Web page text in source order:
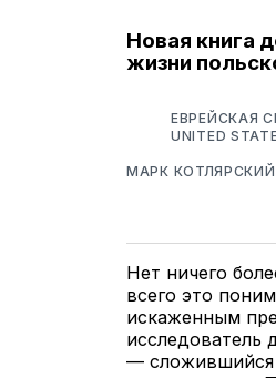
Новая книга
жизни
ЕВРЕЙСКАЯ
UNITED
МАРК КОТЛЯРСКИЙ
Нет ничего
всего это
искаженным
исследователь
— сложившийся